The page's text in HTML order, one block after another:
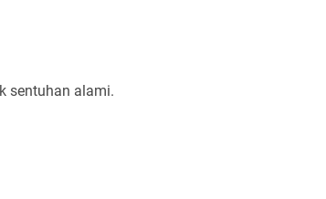
sentuhan alami.